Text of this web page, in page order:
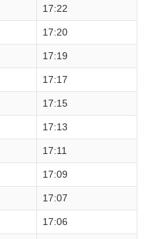
17:22
17:20
17:19
17:17
17:15
17:13
17:11
17:09
17:07
17:06